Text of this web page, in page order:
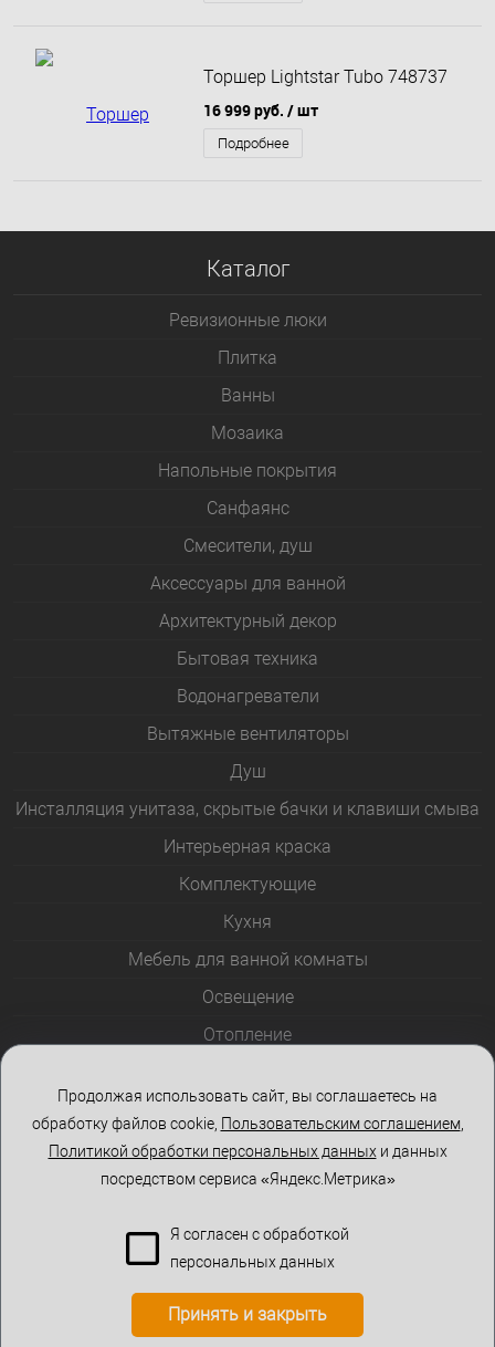
Торшер Lightstar Tubo 748737
16 999 руб. / шт
Подробнее
Каталог
Ревизионные люки
Плитка
Bанны
Мозаика
Напольные покрытия
Санфаянс
Смесители, душ
Аксессуары для ванной
Архитектурный декор
Бытовая техника
Водонагреватели
Вытяжные вентиляторы
Душ
Инсталляция унитаза, скрытые бачки и клавиши смыва
Интерьерная краска
Комплектующие
Кухня
Мебель для ванной комнаты
Освещение
Отопление
Розетки и выключатели
Стеклоблоки
Столы и стулья
Продолжая использовать сайт, вы соглашаетесь на
обработку файлов cookie, Пользовательским соглашением,
Политикой обработки персональных данных и данных
посредством сервиса «Яндекс.Метрика»
Я согласен с обработкой
персональных данных
Принять и закрыть